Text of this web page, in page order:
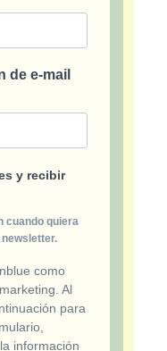
de e-mail
y recibir
cuando quiera
como
Al
para
información